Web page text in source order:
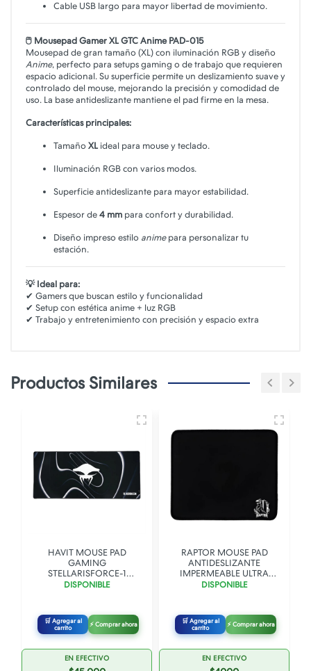
Cable USB largo para mayor libertad de movimiento.
🖱️ Mousepad Gamer XL GTC Anime PAD-015
Mousepad de gran tamaño (XL) con iluminación RGB y diseño
Anime, perfecto para setups gaming o de trabajo que requieren
espacio adicional. Su superficie permite un deslizamiento suave y
controlado del mouse, mejorando la precisión y comodidad de
uso. La base antideslizante mantiene el pad firme en la mesa.
Características principales:
Tamaño XL ideal para mouse y teclado.
Iluminación RGB con varios modos.
Superficie antideslizante para mayor estabilidad.
Espesor de 4 mm para confort y durabilidad.
Diseño impreso estilo animepara personalizar tu
estación.
💡 Ideal para:
✔ Gamers que buscan estilo y funcionalidad
✔ Setup con estética anime + luz RGB
✔ Trabajo y entretenimiento con precisión y espacio extra
Productos Similares
HAVIT MOUSE PAD
GAMING
STELLARISFORCE-1
H.KRAKEN
DISPONIBLE
🛒 Agregar al
carrito
⚡ Comprar ahora
EN EFECTIVO
RAPTOR MOUSE PAD
ANTIDESLIZANTE
IMPERMEABLE ULTRA
GLIDE S 260 X 210 X 300
DISPONIBLE
🛒 Agregar al
carrito
⚡ Comprar ahora
EN EFECTIVO